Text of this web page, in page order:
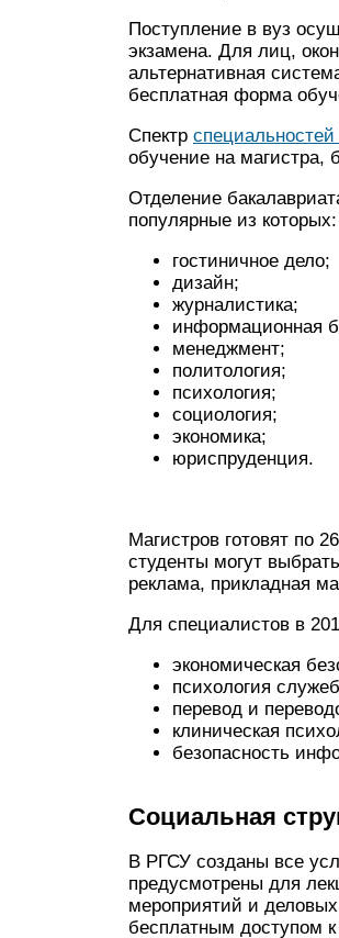
Поступление в вуз
экзамена. Для лиц,
альтернативная
бесплатная форма
Спектр
обучение на магистра,
Отделение
популярные из которых:
гостиничное дело;
дизайн;
журналистика;
информационная
менеджмент;
политология;
психология;
социология;
экономика;
юриспруденция.
Магистров готовят по
студенты могут
реклама, прикладная
Для специалистов в
экономическая
психология
перевод и
клиническая
безопасность
Социальная
В РГСУ созданы все
предусмотрены для
мероприятий и
бесплатным доступом